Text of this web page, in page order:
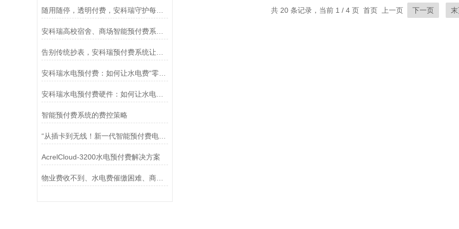
随用随停，透明付费，安科瑞守护每一次临时用电安全
安科瑞水电预付费硬件：如何让水电费“零拖欠”成为现实？
智能预付费系统的费控策略
“从插卡到无线！新一代智能预付费电表如何革新用电管理模式？”
AcrelCloud-3200水电预付费解决方案
物业费收不到、水电费催缴困难、商业建筑成本回收困难怎么办？
共 20 条记录，当前 1 / 4 页 首页 上一页 下一页